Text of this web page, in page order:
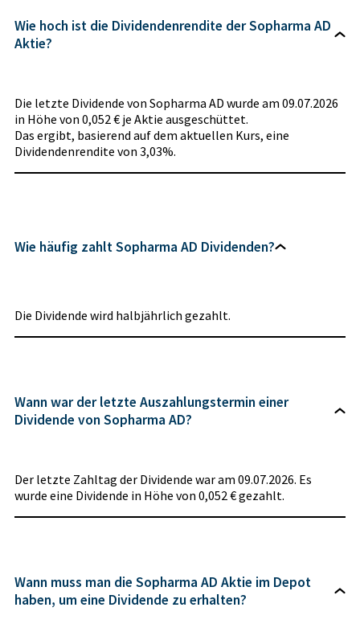
Wie hoch ist die Dividendenrendite der Sopharma AD
Aktie?
Die letzte Dividende von Sopharma AD wurde am 09.07.2026
in Höhe von 0,052 € je Aktie ausgeschüttet.
Das ergibt, basierend auf dem aktuellen Kurs, eine
Dividendenrendite von 3,03%.
Wie häufig zahlt Sopharma AD Dividenden?
Die Dividende wird halbjährlich gezahlt.
Wann war der letzte Auszahlungstermin einer
Dividende von Sopharma AD?
Der letzte Zahltag der Dividende war am 09.07.2026. Es
wurde eine Dividende in Höhe von 0,052 € gezahlt.
Wann muss man die Sopharma AD Aktie im Depot
haben, um eine Dividende zu erhalten?